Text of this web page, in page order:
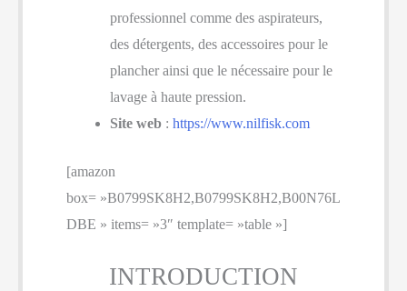
professionnel comme des aspirateurs,
des détergents, des accessoires pour le
plancher ainsi que le nécessaire pour le
lavage à haute pression.
Site web : https://www.nilfisk.com
[amazon
box= »B0799SK8H2,B0799SK8H2,B00N76L
DBE » items= »3″ template= »table »]
INTRODUCTION